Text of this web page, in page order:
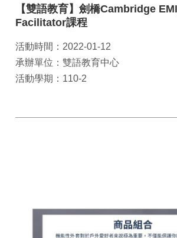
【雙語教育】劍橋Cambridge
Facilitator課程
活動時間：2022-01-12
承辦單位：雙語教育中心
活動學期：110-2